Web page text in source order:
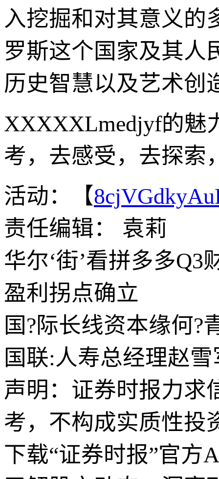
入挖掘和对其意义的
罗斯这个国家及其人
历史智慧以及艺术创
XXXXXLmedjyf的魅
考，去感受，去探索
活动：【
责任编辑： 袁莉
华尔‘街’看拼多多
盈利拐点确立
国?际长线资本缘何?
国联:人寿总经理赵
声明：证券时报力求
考，不构成实质性投
下载“证券时报”官方